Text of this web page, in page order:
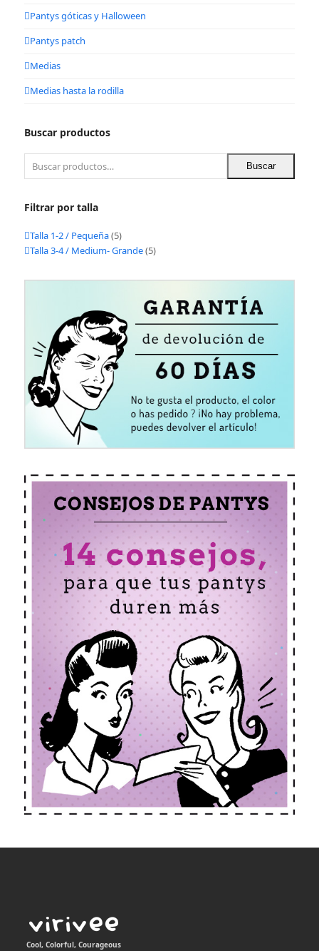
Pantys góticas y Halloween
Pantys patch
Medias
Medias hasta la rodilla
Buscar productos
Buscar
Filtrar por talla
Talla 1-2 / Pequeña(5)
Talla 3-4 / Medium- Grande(5)
Cool, Colorful, Courageous